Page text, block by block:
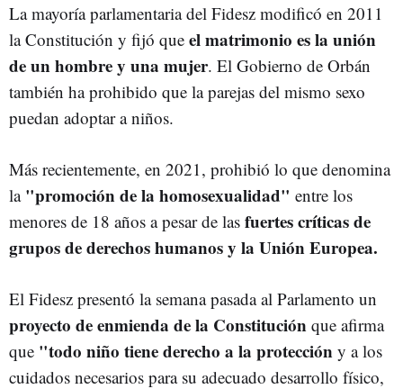
La mayoría parlamentaria del Fidesz modificó en 2011
la Constitución y fijó que el matrimonio es la unión
de un hombre y una mujer. El Gobierno de Orbán
también ha prohibido que la parejas del mismo sexo
puedan adoptar a niños.
Más recientemente, en 2021, prohibió lo que denomina
la "promoción de la homosexualidad" entre los
menores de 18 años a pesar de las fuertes críticas de
grupos de derechos humanos y la Unión Europea.
El Fidesz presentó la semana pasada al Parlamento un
proyecto de enmienda de la Constitución que afirma
que "todo niño tiene derecho a la protección y a los
cuidados necesarios para su adecuado desarrollo físico,